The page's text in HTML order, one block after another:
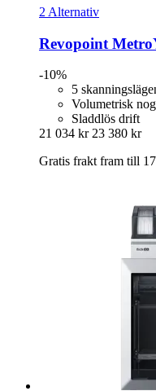
2 Alternativ
Revopoint
-10%
5
Volumetrisk
Sladdlös drift
21 034 kr 23 380 kr
Gratis frakt fram till